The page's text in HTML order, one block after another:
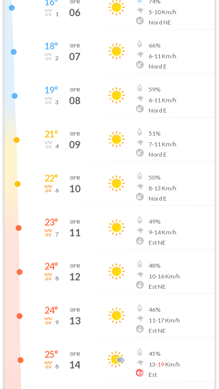
1 06
5-10Km/h
Nord NE
18°
2
ore
07
66%
6-11 Km/h
Nord E
19°
3
ore
08
59%
6-11 Km/h
Nord E
21°
4
ore
09
51%
7-11 Km/h
Nord E
22°
6
ore
10
50%
8-13 Km/h
Nord E
23°
7
ore
11
49%
9-14Km/h
Est NE
24°
8
ore
12
48%
10-16Km/h
Est NE
24°
9
ore
13
46%
11-17Km/h
Est NE
25°
8
ore
14
45%
13-19Km/h
Est